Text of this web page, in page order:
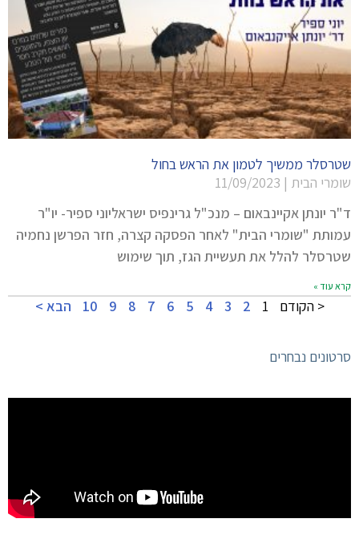
שטרסלר ממשיך לטמון את הראש בחול
שומרי הבית
ד"ר יונתן אקיינבאום – מנכ"ל גרינפיס ישראליוני ספיר- יו"ר
עמותת "שומרי הבית" לאחר הפסקה קצרה, חזר הפרשן נחמיה
שטרסלר להלל את תעשיית הגז, תוך שימוש
קרא עוד »
< הקודם 1
2
3
4
5
6
7
8
9
10 הבא >
סרטונים נבחרים